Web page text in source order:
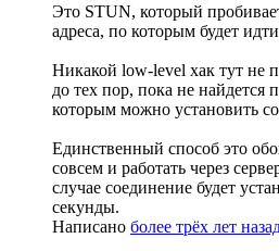
Это STUN, который
адреса, по которым будет
Никакой low-level хак тут не
до тех пор, пока не найдется
которым можно установить
Единственный способ это
совсем и работать через
случае соединение будет
секунды.
Написано более трёх лет